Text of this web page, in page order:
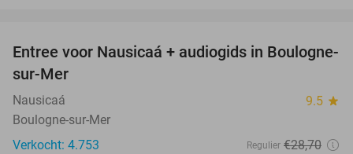
27%
Entree voor Nausicaá + audiogids in Boulogne-
sur-Mer
Nausicaá 9.5 star
Boulogne-sur-Mer
Verkocht: 4.753
Regulier €28,70